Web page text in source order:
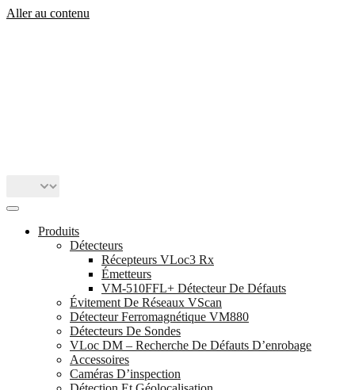
Aller au contenu
Produits
Détecteurs
Récepteurs VLoc3 Rx
Émetteurs
VM-510FFL+ Détecteur De Défauts
Évitement De Réseaux VScan
Détecteur Ferromagnétique VM880
Détecteurs De Sondes
VLoc DM – Recherche De Défauts D’enrobage
Accessoires
Caméras D’inspection